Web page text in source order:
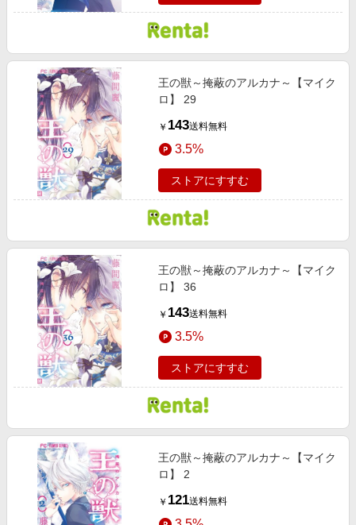
王の獣～掩蔽のアルカナ～【マイク
ロ】 29
￥ 143送料無料
3.5%
ストアにすすむ
王の獣～掩蔽のアルカナ～【マイク
ロ】 36
￥ 143送料無料
3.5%
ストアにすすむ
王の獣～掩蔽のアルカナ～【マイク
ロ】 2
￥ 121送料無料